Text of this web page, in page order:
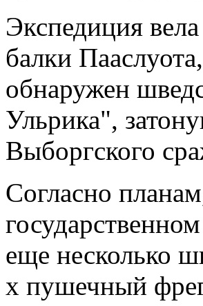
Экспедиция
балки
обнаружен
Ульрика",
Выборгского
Согласно
еще несколько
х пушечный